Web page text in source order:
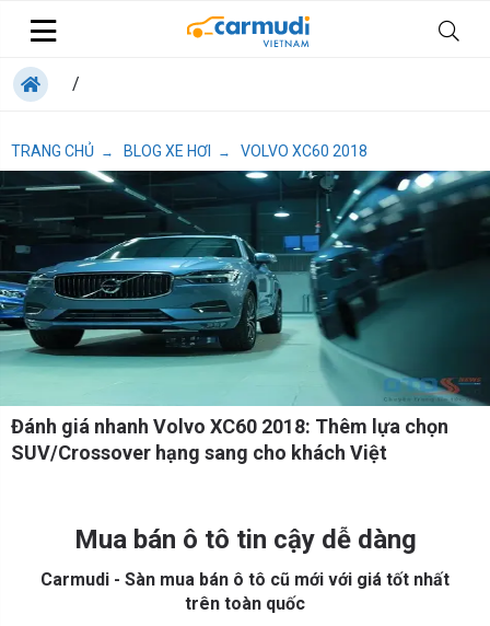
/
TRANG CHỦ → BLOG XE HƠI → VOLVO XC60 2018
Đánh giá nhanh Volvo XC60 2018: Thêm lựa chọn
SUV/Crossover hạng sang cho khách Việt
Mua bán ô tô tin cậy dễ dàng
Carmudi - Sàn mua bán ô tô cũ mới với giá tốt nhất
trên toàn quốc